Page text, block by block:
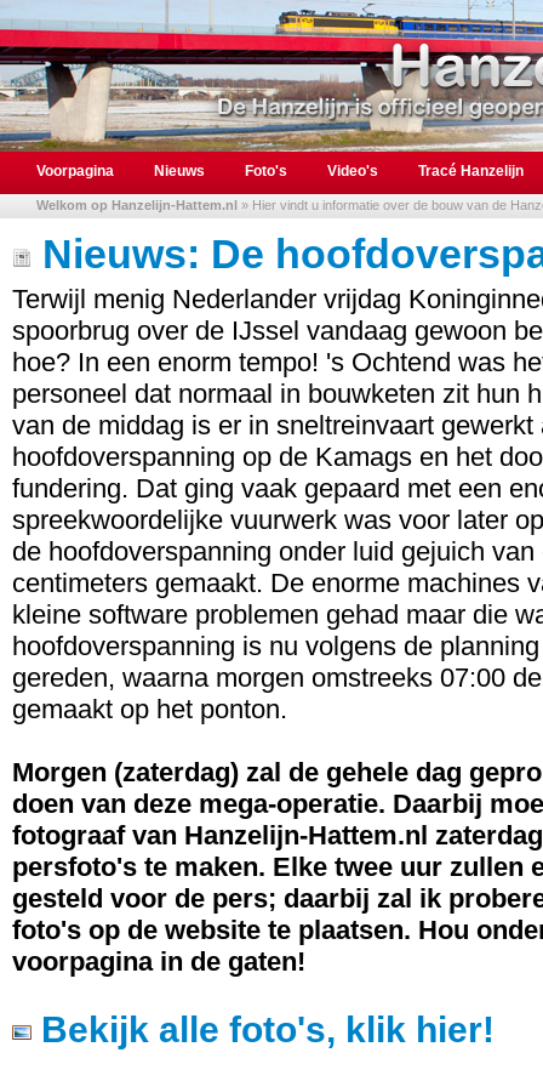
Voorpagina Nieuws Foto's Video's Tracé Hanzelijn
Welkom op Hanzelijn-Hattem.nl » Hier vindt u informatie over de bouw van de
Nieuws: De
Terwijl menig Nederlander vrijdag
spoorbrug over de IJssel vandaag gewoon
hoe? In een enorm tempo! 's Ochtend was
personeel dat normaal in bouwketen zit hun
van de middag is er in sneltreinvaart
hoofdoverspanning op de Kamags en het
fundering. Dat ging vaak gepaard met een
spreekwoordelijke vuurwerk was voor later
de hoofdoverspanning onder luid gejuich
centimeters gemaakt. De enorme machines
kleine software problemen gehad maar die
hoofdoverspanning is nu volgens de
gereden, waarna morgen omstreeks 07:00
gemaakt op het ponton.
Morgen (zaterdag) zal de gehele dag
doen van deze mega-operatie. Daarbij
fotograaf van Hanzelijn-Hattem.nl
persfoto's te maken. Elke twee uur zullen
gesteld voor de pers; daarbij zal ik
foto's op de website te plaatsen. Hou
voorpagina in de gaten!
Bekijk alle foto's, klik hier!